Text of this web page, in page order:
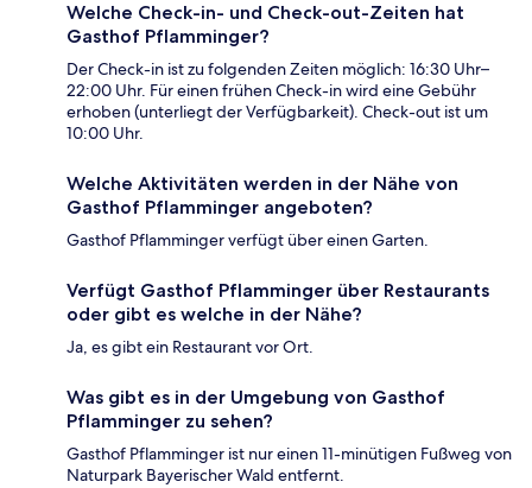
Welche Check-in- und Check-out-Zeiten hat
Gasthof Pflamminger?
Der Check-in ist zu folgenden Zeiten möglich: 16:30 Uhr–
22:00 Uhr. Für einen frühen Check-in wird eine Gebühr
erhoben (unterliegt der Verfügbarkeit). Check-out ist um
10:00 Uhr.
Welche Aktivitäten werden in der Nähe von
Gasthof Pflamminger angeboten?
Gasthof Pflamminger verfügt über einen Garten.
Verfügt Gasthof Pflamminger über Restaurants
oder gibt es welche in der Nähe?
Ja, es gibt ein Restaurant vor Ort.
Was gibt es in der Umgebung von Gasthof
Pflamminger zu sehen?
Gasthof Pflamminger ist nur einen 11-minütigen Fußweg von
Naturpark Bayerischer Wald entfernt.